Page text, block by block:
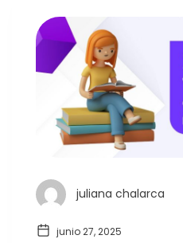
juliana chalarca
junio 27, 2025